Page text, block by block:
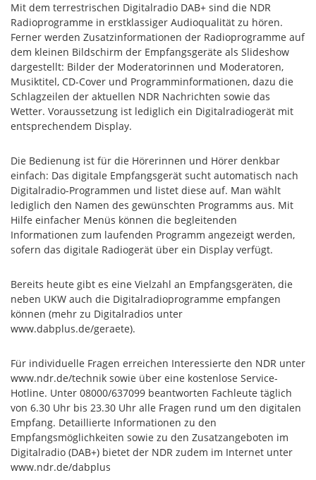
Mit dem terrestrischen Digitalradio DAB+ sind die NDR
Radioprogramme in erstklassiger Audioqualität zu hören.
Ferner werden Zusatzinformationen der Radioprogramme auf
dem kleinen Bildschirm der Empfangsgeräte als Slideshow
dargestellt: Bilder der Moderatorinnen und Moderatoren,
Musiktitel, CD-Cover und Programminformationen, dazu die
Schlagzeilen der aktuellen NDR Nachrichten sowie das
Wetter. Voraussetzung ist lediglich ein Digitalradiogerät mit
entsprechendem Display.
Die Bedienung ist für die Hörerinnen und Hörer denkbar
einfach: Das digitale Empfangsgerät sucht automatisch nach
Digitalradio-Programmen und listet diese auf. Man wählt
lediglich den Namen des gewünschten Programms aus. Mit
Hilfe einfacher Menüs können die begleitenden
Informationen zum laufenden Programm angezeigt werden,
sofern das digitale Radiogerät über ein Display verfügt.
Bereits heute gibt es eine Vielzahl an Empfangsgeräten, die
neben UKW auch die Digital­radioprogramme empfangen
können (mehr zu Digitalradios unter
www.dabplus.de/geraete).
Für individuelle Fragen erreichen Interessierte den NDR unter
www.ndr.de/technik sowie über eine kostenlose Service-
Hotline. Unter 08000/637099 beantworten Fachleute täglich
von 6.30 Uhr bis 23.30 Uhr alle Fragen rund um den digitalen
Empfang. Detaillierte Informationen zu den
Empfangsmöglichkeiten sowie zu den Zusatzangeboten im
Digitalradio (DAB+) bietet der NDR zudem im Internet unter
www.ndr.de/dabplus